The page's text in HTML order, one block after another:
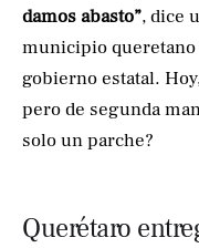
damos abasto”, dice
municipio queretano
gobierno estatal.
pero de segunda
solo un parche?
Querétaro